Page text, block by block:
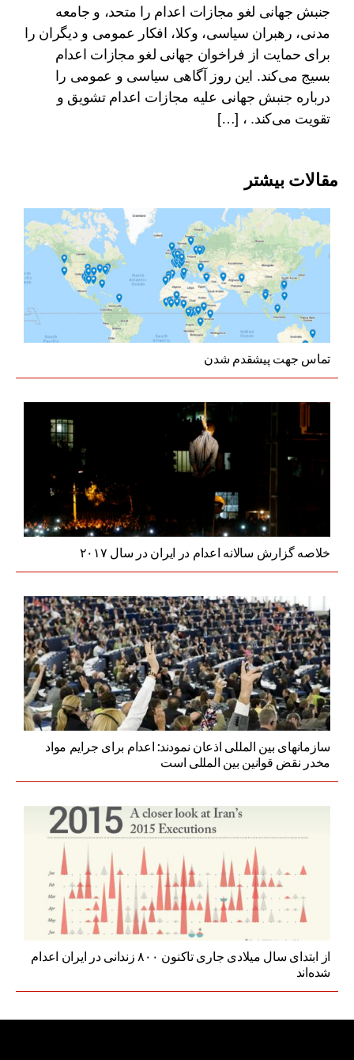
جنبش جهانی لغو مجازات اعدام را متحد، و جامعه
مدنی، رهبران سیاسی، وکلا، افکار عمومی و دیگران را
برای حمایت از فراخوان جهانی لغو مجازات اعدام
بسیج می‌کند. این روز آگاهی سیاسی و عمومی را
درباره جنبش جهانی علیه مجازات اعدام تشویق و
تقویت می‌کند. ، […]
مقالات بیشتر
تماس جهت پیشقدم شدن
خلاصه گزارش سالانه اعدام در ایران در سال ۲۰۱۷
سازمانهای بین المللی اذعان نمودند: اعدام برای جرایم مواد
مخدر نقض قوانین بین المللی است
از ابتدای سال میلادی جاری تاکنون ۸۰۰ زندانی در ایران اعدام
شده‌اند